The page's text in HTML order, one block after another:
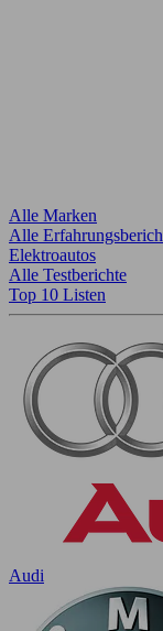
Alle Marken
Alle
Elektroautos
Alle Testberichte
Top 10 Listen
Audi